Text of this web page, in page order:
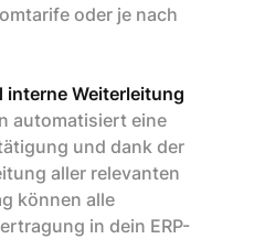
oder je nach
Weiterleitung
automatisiert eine
und dank der
aller relevanten
können alle
in dein ERP-